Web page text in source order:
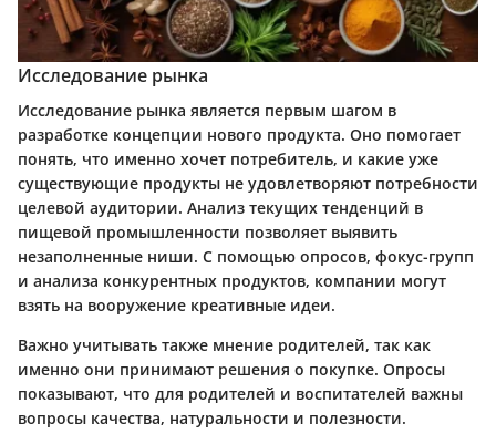
Исследование рынка
Исследование рынка является первым шагом в
разработке концепции нового продукта. Оно помогает
понять, что именно хочет потребитель, и какие уже
существующие продукты не удовлетворяют потребности
целевой аудитории. Анализ текущих тенденций в
пищевой промышленности позволяет выявить
незаполненные ниши. С помощью опросов, фокус-групп
и анализа конкурентных продуктов, компании могут
взять на вооружение креативные идеи.
Важно учитывать также мнение родителей, так как
именно они принимают решения о покупке. Опросы
показывают, что для родителей и воспитателей важны
вопросы качества, натуральности и полезности.